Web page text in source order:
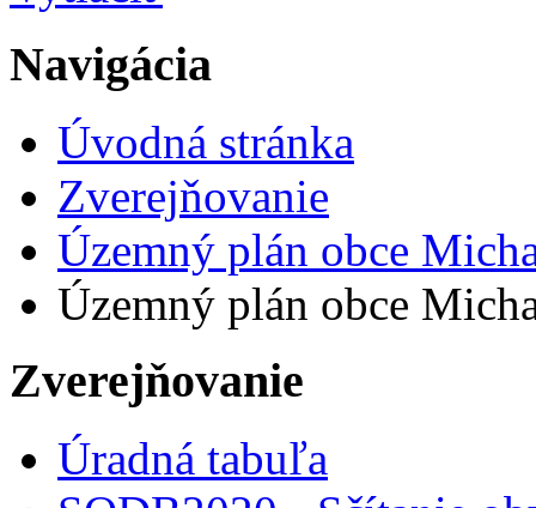
Navigácia
Úvodná stránka
Zverejňovanie
Územný plán obce
Územný plán obce
Zverejňovanie
Úradná tabuľa